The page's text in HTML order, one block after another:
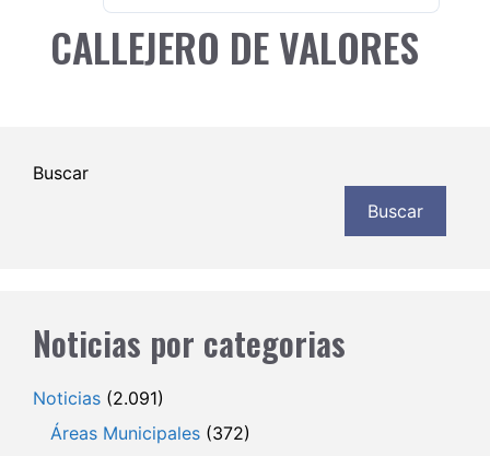
CALLEJERO DE VALORES
Buscar
Buscar
Noticias por categorias
Noticias (2.091)
Áreas Municipales (372)